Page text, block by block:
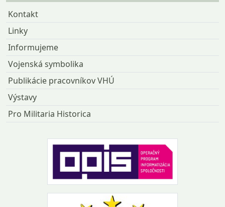
Kontakt
Linky
Informujeme
Vojenská symbolika
Publikácie pracovníkov VHÚ
Výstavy
Pro Militaria Historica